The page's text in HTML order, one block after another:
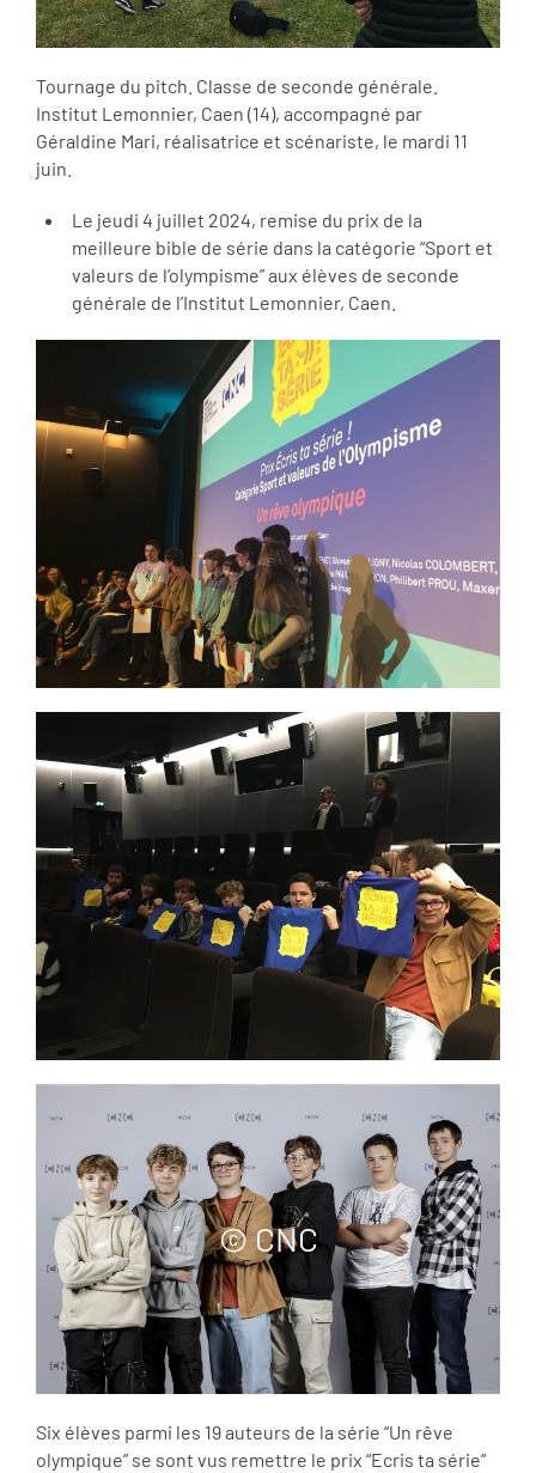
Tournage du pitch. Classe de seconde générale.
Institut Lemonnier, Caen (14), accompagné par
Géraldine Mari, réalisatrice et scénariste, le mardi 11
juin.
Le jeudi 4 juillet 2024, remise du prix de la
meilleure bible de série dans la catégorie “Sport et
valeurs de l’olympisme” aux élèves de seconde
générale de l’Institut Lemonnier, Caen.
© CNC
Six élèves parmi les 19 auteurs de la série “Un rêve
olympique” se sont vus remettre le prix “Ecris ta série”